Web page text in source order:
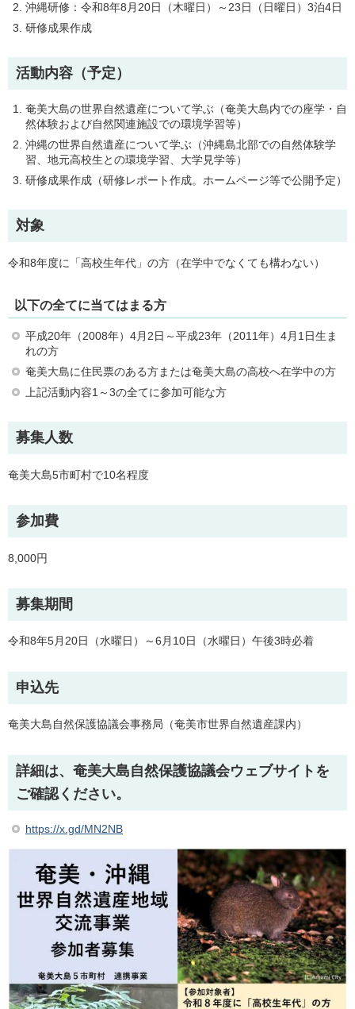
沖縄研修：令和8年8月20日（木曜日）～23日（日曜日）3泊4日
研修成果作成
活動内容（予定）
奄美大島の世界自然遺産について学ぶ（奄美大島内での座学・自
然体験および自然関連施設での環境学習等）
沖縄の世界自然遺産について学ぶ（沖縄島北部での自然体験学
習、地元高校生との環境学習、大学見学等）
研修成果作成（研修レポート作成。ホームページ等で公開予定）
対象
令和8年度に「高校生年代」の方（在学中でなくても構わない）
以下の全てに当てはまる方
平成20年（2008年）4月2日～平成23年（2011年）4月1日生ま
れの方
奄美大島に住民票のある方または奄美大島の高校へ在学中の方
上記活動内容1～3の全てに参加可能な方
募集人数
奄美大島5市町村で10名程度
参加費
8,000円
募集期間
令和8年5月20日（水曜日）～6月10日（水曜日）午後3時必着
申込先
奄美大島自然保護協議会事務局（奄美市世界自然遺産課内）
詳細は、奄美大島自然保護協議会ウェブサイトを
ご確認ください。
https://x.gd/MN2NB